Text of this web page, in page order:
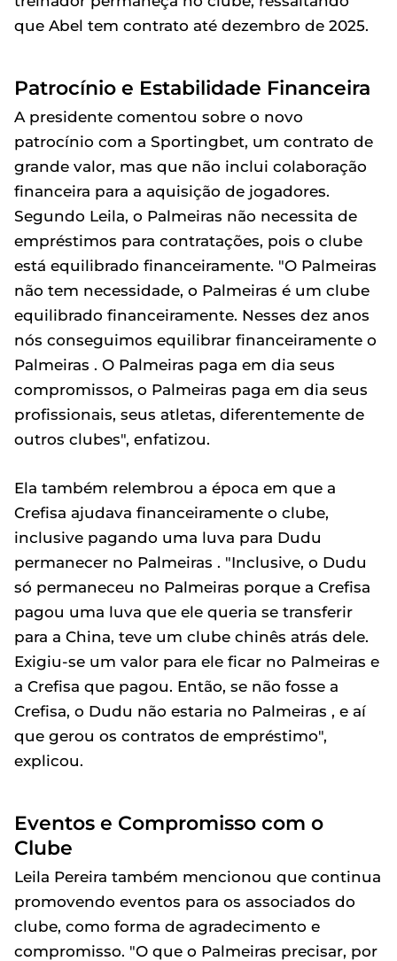
que Abel tem contrato até dezembro de 2025.
Patrocínio e Estabilidade Financeira
A presidente comentou sobre o novo
patrocínio com a Sportingbet, um contrato de
grande valor, mas que não inclui colaboração
financeira para a aquisição de jogadores.
Segundo Leila, o Palmeiras não necessita de
empréstimos para contratações, pois o clube
está equilibrado financeiramente. "O Palmeiras
não tem necessidade, o Palmeiras é um clube
equilibrado financeiramente. Nesses dez anos
nós conseguimos equilibrar financeiramente o
Palmeiras . O Palmeiras paga em dia seus
compromissos, o Palmeiras paga em dia seus
profissionais, seus atletas, diferentemente de
outros clubes", enfatizou.
Ela também relembrou a época em que a
Crefisa ajudava financeiramente o clube,
inclusive pagando uma luva para Dudu
permanecer no Palmeiras . "Inclusive, o Dudu
só permaneceu no Palmeiras porque a Crefisa
pagou uma luva que ele queria se transferir
para a China, teve um clube chinês atrás dele.
Exigiu-se um valor para ele ficar no Palmeiras e
a Crefisa que pagou. Então, se não fosse a
Crefisa, o Dudu não estaria no Palmeiras , e aí
que gerou os contratos de empréstimo",
explicou.
Eventos e Compromisso com o
Clube
Leila Pereira também mencionou que continua
promovendo eventos para os associados do
clube, como forma de agradecimento e
compromisso. "O que o Palmeiras precisar, por